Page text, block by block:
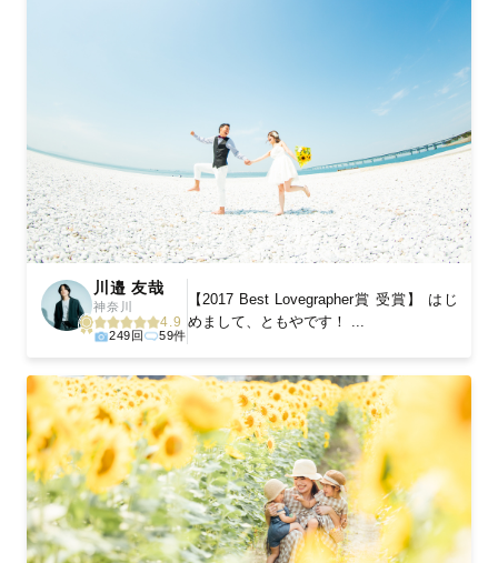
川邉 友哉
神奈川
4.9
249回 59件
【2017 Best Lovegrapher賞 受賞】 はじ
めまして、ともやです！ ...